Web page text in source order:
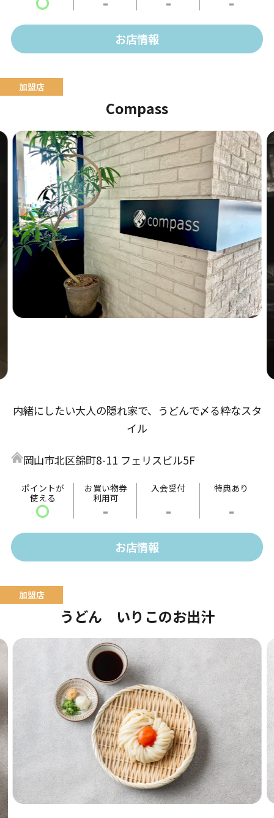
お店情報
Compass
内緒にしたい大人の隠れ家で、うどんで〆る粋なスタ
イル
岡山市北区錦町8-11 フェリスビル5F
ポイントが
使える
〇
お買い物券
利用可
-
入会受付
-
特典あり
-
お店情報
うどん いりこのお出汁